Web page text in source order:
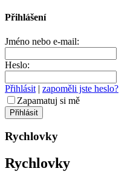
Přihlášení
Jméno nebo e-mail:
Heslo:
Přihlásit | zapoměli jste heslo?
Zapamatuj si mě
Rychlovky
Rychlovky